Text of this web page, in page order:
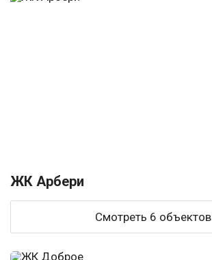
ЖК Арбери
Смотреть 6 объектов